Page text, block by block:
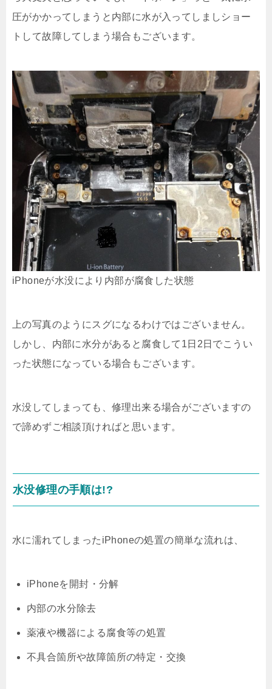
圧がかかってしまうと内部に水が入ってしましショー
トして故障してしまう場合もございます。
iPhoneが水没により内部が腐食した状態
上の写真のようにスグになるわけではございません。
しかし、内部に水分があると腐食して1日2日でこうい
った状態になっている場合もございます。
水没してしまっても、修理出来る場合がございますの
で諦めずご相談頂ければと思います。
水没修理の手順は!?
水に濡れてしまったiPhoneの処置の簡単な流れは、
iPhoneを開封・分解
内部の水分除去
薬液や機器による腐食等の処置
不具合箇所や故障箇所の特定・交換